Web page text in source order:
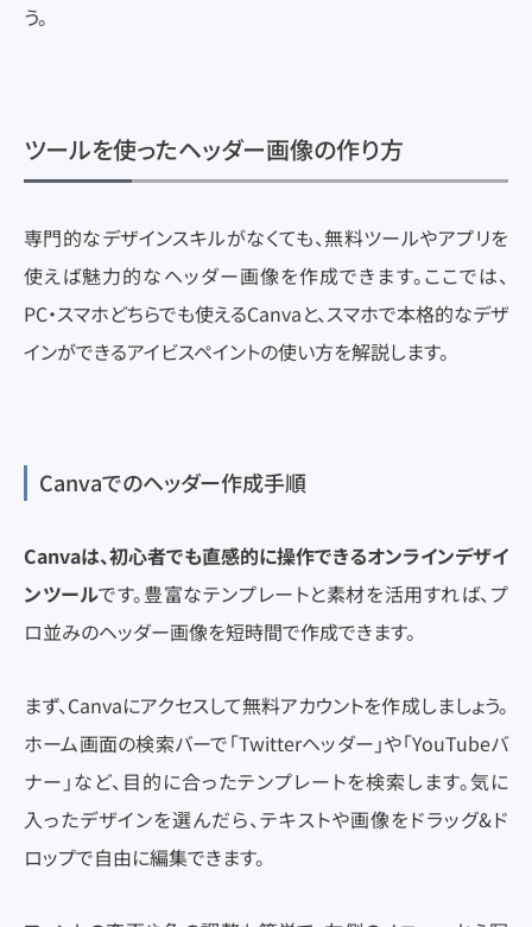
う。
ツールを使ったヘッダー画像の作り方
専門的なデザインスキルがなくても、無料ツールやアプリを
使えば魅力的なヘッダー画像を作成できます。ここでは、
PC・スマホどちらでも使えるCanvaと、スマホで本格的なデザ
インができるアイビスペイントの使い方を解説します。
Canvaでのヘッダー作成手順
Canvaは、初心者でも直感的に操作できるオンラインデザイ
ンツールです。豊富なテンプレートと素材を活用すれば、プ
ロ並みのヘッダー画像を短時間で作成できます。
まず、Canvaにアクセスして無料アカウントを作成しましょう。
ホーム画面の検索バーで「Twitterヘッダー」や「YouTubeバ
ナー」など、目的に合ったテンプレートを検索します。気に
入ったデザインを選んだら、テキストや画像をドラッグ&ド
ロップで自由に編集できます。